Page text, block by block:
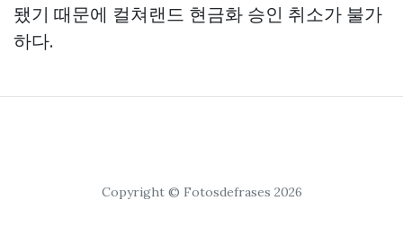
됐기 때문에 컬쳐랜드 현금화 승인 취소가 불가
하다.
Copyright © Fotosdefrases 2026